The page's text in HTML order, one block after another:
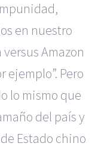
en nuestro
Amazon
ejemplo”. Pero
lo mismo que
del país y
Estado chino